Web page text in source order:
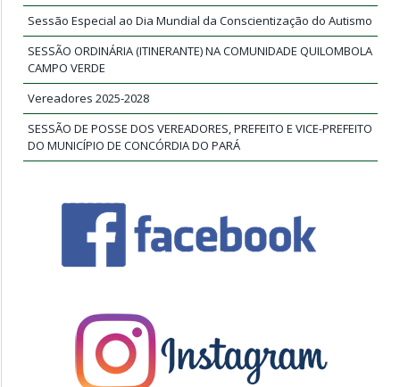
Sessão Especial ao Dia Mundial da Conscientização do Autismo
SESSÃO ORDINÁRIA (ITINERANTE) NA COMUNIDADE QUILOMBOLA
CAMPO VERDE
Vereadores 2025-2028
SESSÃO DE POSSE DOS VEREADORES, PREFEITO E VICE-PREFEITO
DO MUNICÍPIO DE CONCÓRDIA DO PARÁ